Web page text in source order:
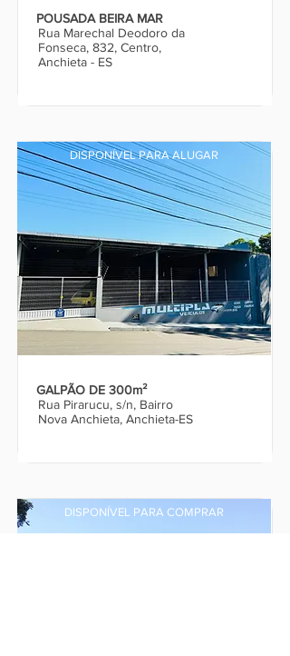
POUSADA BEIRA MAR
Rua Marechal Deodoro da
Fonseca, 832, Centro,
Anchieta - ES
DISPONÍVEL PARA ALUGAR
GALPÃO DE 300m²
Rua Pirarucu, s/n, Bairro
Nova Anchieta, Anchieta-ES
DISPONÍVEL PARA COMPRAR